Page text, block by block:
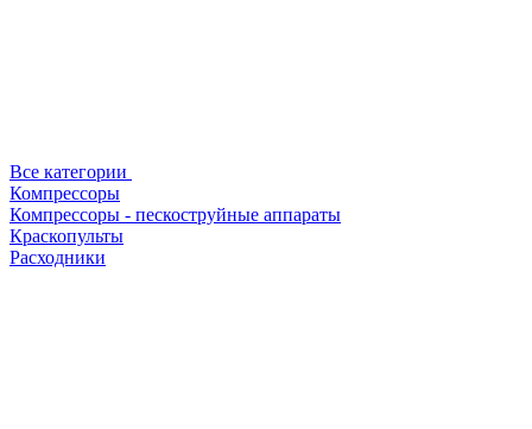
Все категории
Компрессоры
Компрессоры - пескоструйные аппараты
Краскопульты
Расходники